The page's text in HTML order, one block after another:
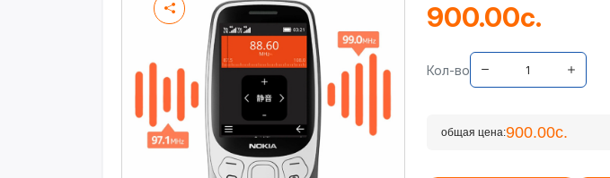
900.00с.
Кол-во
общая цена:900.00с.